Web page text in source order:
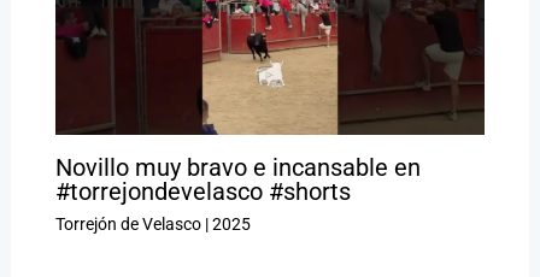
Novillo muy bravo e incansable en
#torrejondevelasco #shorts
Torrejón de Velasco|2025